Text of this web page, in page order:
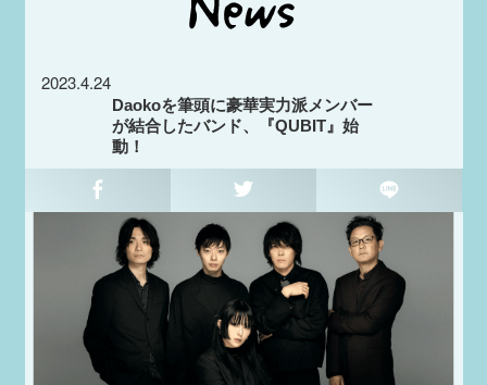
2023.4.24
Daokoを筆頭に豪華実力派メンバー
が結合したバンド、『QUBIT』始
動！